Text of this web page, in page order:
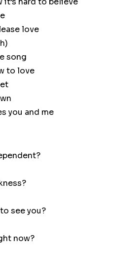
love
song
to love
you and me
see you?
now?